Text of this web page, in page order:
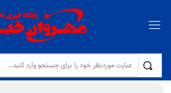
تولایی: کیفیت نان و مقابله با کم‌فروشی در نانوایی‌ها